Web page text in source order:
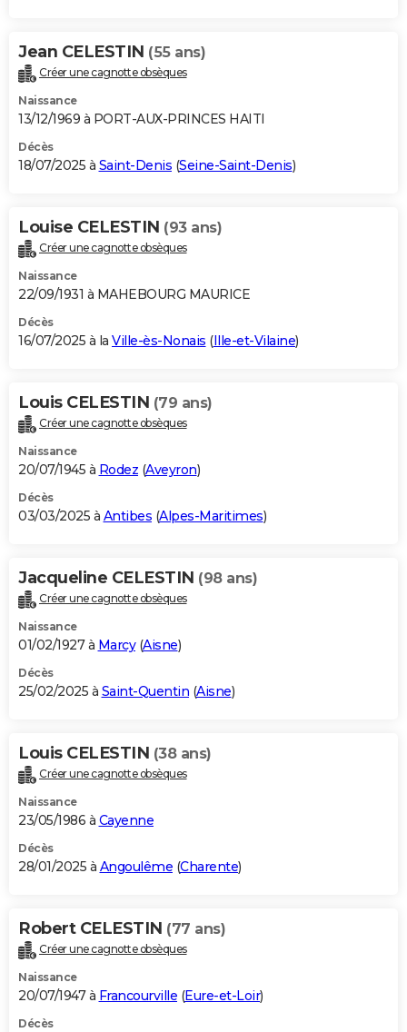
Jean CELESTIN (55 ans)
Créer une cagnotte obsèques
Naissance
13/12/1969 à PORT-AUX-PRINCES HAITI
Décès
18/07/2025 à Saint-Denis (Seine-Saint-Denis)
Louise CELESTIN (93 ans)
Créer une cagnotte obsèques
Naissance
22/09/1931 à MAHEBOURG MAURICE
Décès
16/07/2025 à la Ville-ès-Nonais (Ille-et-Vilaine)
Louis CELESTIN (79 ans)
Créer une cagnotte obsèques
Naissance
20/07/1945 à Rodez (Aveyron)
Décès
03/03/2025 à Antibes (Alpes-Maritimes)
Jacqueline CELESTIN (98 ans)
Créer une cagnotte obsèques
Naissance
01/02/1927 à Marcy(Aisne)
Décès
25/02/2025 à Saint-Quentin (Aisne)
Louis CELESTIN (38 ans)
Créer une cagnotte obsèques
Naissance
23/05/1986 à Cayenne
Décès
28/01/2025 à Angoulême (Charente)
Robert CELESTIN (77 ans)
Créer une cagnotte obsèques
Naissance
20/07/1947 à Francourville (Eure-et-Loir)
Décès